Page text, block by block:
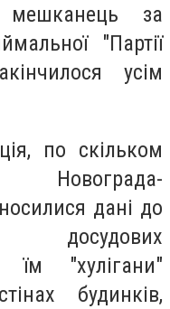
мешканець за
"Партії
усім
по скільком
Новограда-
дані до
досудових
їм "хулігани"
будинків,